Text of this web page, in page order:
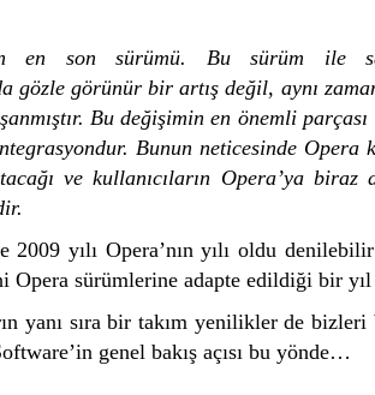
en son sürümü. Bu sürüm ile
gözle görünür bir artış değil, aynı
Bu değişimin en önemli
Bunun neticesinde Opera
ve kullanıcıların Opera’ya biraz
2009 yılı Opera’nın yılı oldu
sürümlerine adapte edildiği bir yıl
yanı sıra bir takım yenilikler de
genel bakış açısı bu yönde…